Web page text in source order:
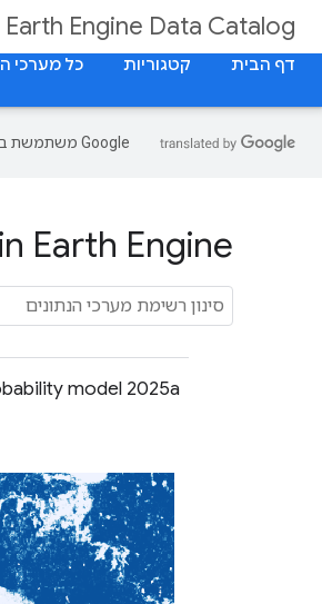
Earth Engine Data Catalog
דף הבית
קטגוריות כל מערכי
‫Google משתמשת בטכנולוגיית AI כדי לתרגם תוכן לשפה המועדפת עליך. בתרגומים כאלו עשויות להיות שגיאות.
Earth Engine
model 2025a